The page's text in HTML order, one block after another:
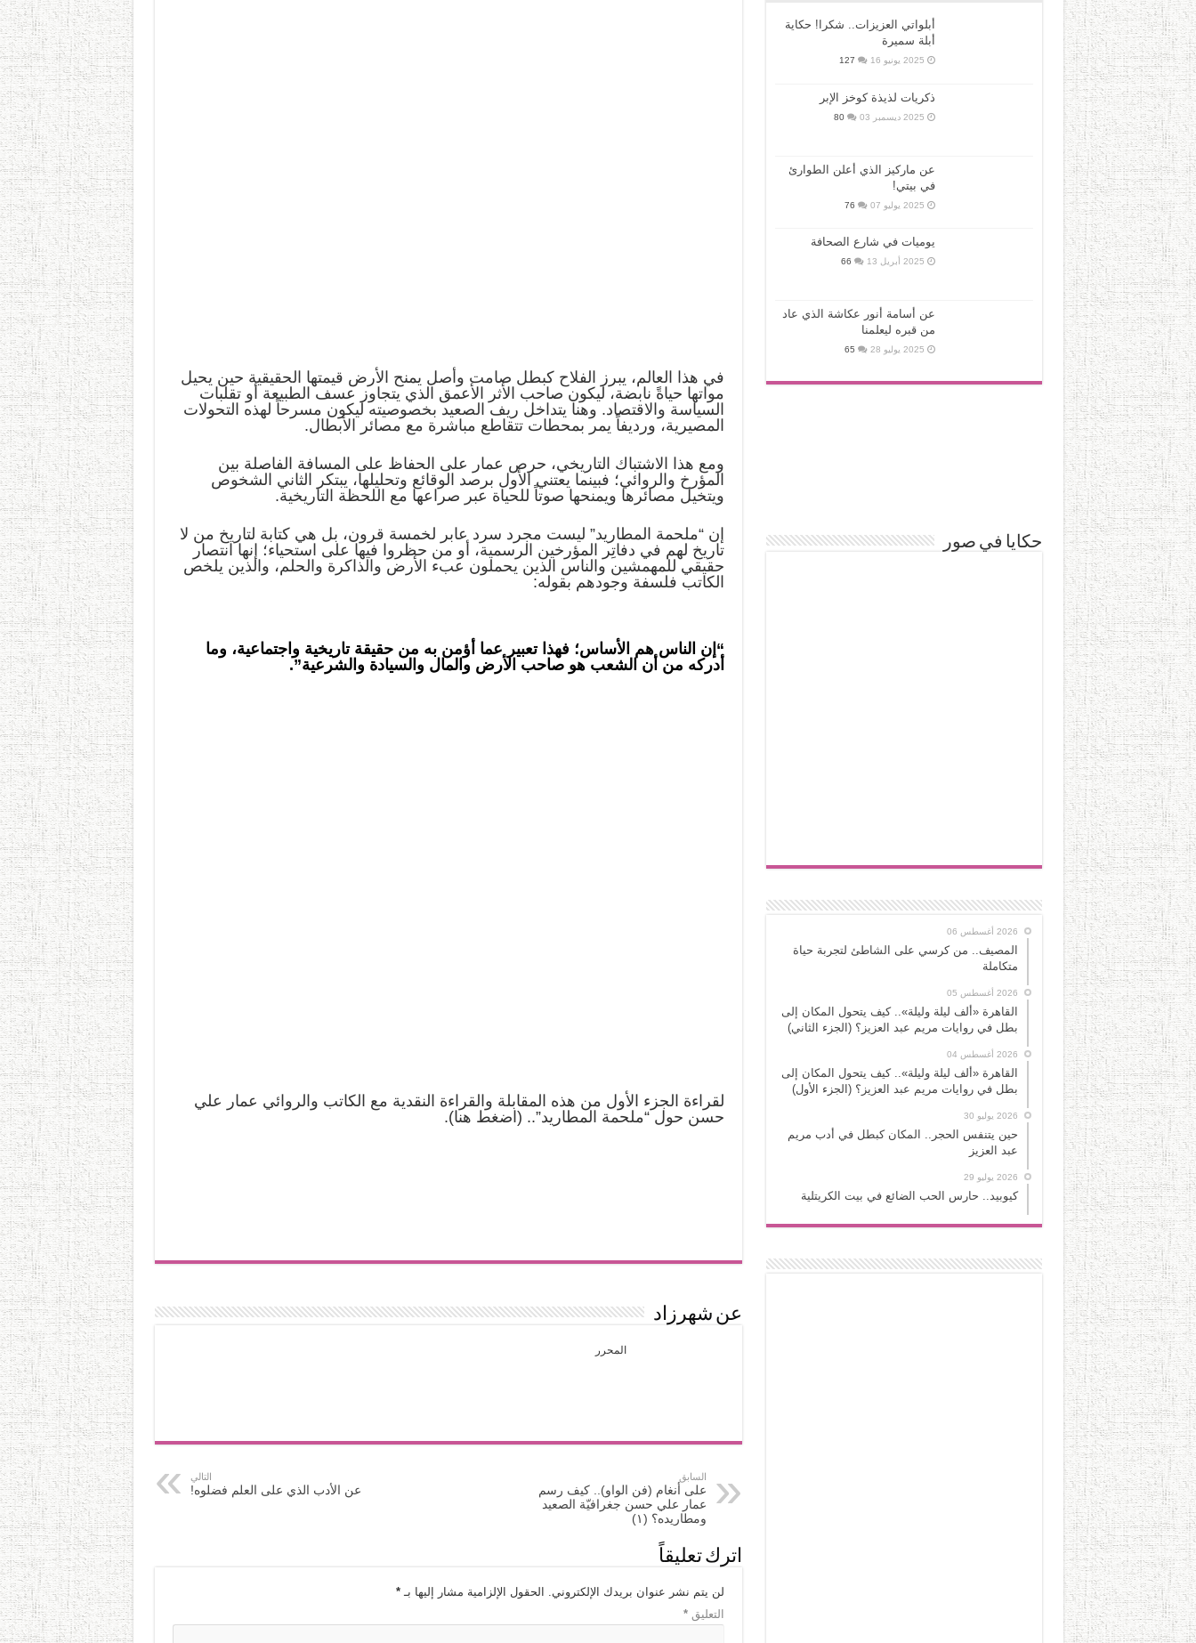
في هذا العالم، يبرز الفلاح كبطل صامت وأصل يمنح الأرض قيمتها الحقيقية حين يحيل
مواتها حياةً نابضة، ليكون صاحب الأثر الأعمق الذي يتجاوز عسف الطبيعة أو تقلبات
السياسة والاقتصاد. وهنا يتداخل ريف الصعيد بخصوصيته ليكون مسرحاً لهذه التحولات
المصيرية، ورديفاً يمر بمحطات تتقاطع مباشرة مع مصائر الأبطال.
ومع هذا الاشتباك التاريخي، حرص عمار على الحفاظ على المسافة الفاصلة بين
المؤرخ والروائي؛ فبينما يعتني الأول برصد الوقائع وتحليلها، يبتكر الثاني الشخوص
ويتخيل مصائرها ويمنحها صوتاً للحياة عبر صراعها مع اللحظة التاريخية.
إن “ملحمة المطاريد” ليست مجرد سرد عابر لخمسة قرون، بل هي كتابة لتاريخ من لا
تاريخ لهم في دفاتِر المؤرخين الرسمية، أو من حظروا فيها على استحياء؛ إنها انتصار
حقيقي للمهمشين والناس الذين يحملون عبء الأرض والذاكرة والحلم، والذين يلخص
الكاتب فلسفة وجودهم بقوله:
“إن الناس هم الأساس؛ فهذا تعبير عما أؤمن به من حقيقة تاريخية واجتماعية، وما
أدركه من أن الشعب هو صاحب الأرض والمال والسيادة والشرعية”.
لقراءة الجزء الأول من هذه المقابلة والقراءة النقدية مع الكاتب والروائي عمار علي
حسن حول “ملحمة المطاريد”.. (اضغط هنا).
عن شهرزاد
المحرر
السابق
على أنغام (فن الواو).. كيف رسم
عمار علي حسن جغرافيّة الصعيد
ومطاريده؟ (١)
التالي
عن الأدب الذي على العلم فضلوه!
اترك تعليقاً
لن يتم نشر عنوان بريدك الإلكتروني. الحقول الإلزامية مشار إليها بـ*
التعليق*
أبلواتي العزيزات.. شكرا! حكاية
أبلة سميرة
2025 يونيو 16 127
ذكريات لذيذة كوخز الإبر
2025 ديسمبر 03 80
عن ماركيز الذي أعلن الطوارئ
في بيتي!
2025 يوليو 07 76
يوميات في شارع الصحافة
2025 أبريل 13 66
عن أسامة أنور عكاشة الذي عاد
من قبره ليعلمنا
2025 يوليو 28 65
حكايا في صور
2026 أغسطس 06
المصيف.. من كرسي على الشاطئ لتجربة حياة
متكاملة
2026 أغسطس 05
القاهرة «ألف ليلة وليلة».. كيف يتحول المكان إلى
بطل في روايات مريم عبد العزيز؟ (الجزء الثاني)
2026 أغسطس 04
القاهرة «ألف ليلة وليلة».. كيف يتحول المكان إلى
بطل في روايات مريم عبد العزيز؟ (الجزء الأول)
2026 يوليو 30
حين يتنفس الحجر.. المكان كبطل في أدب مريم
عبد العزيز
2026 يوليو 29
كيوبيد.. حارس الحب الضائع في بيت الكريتلية